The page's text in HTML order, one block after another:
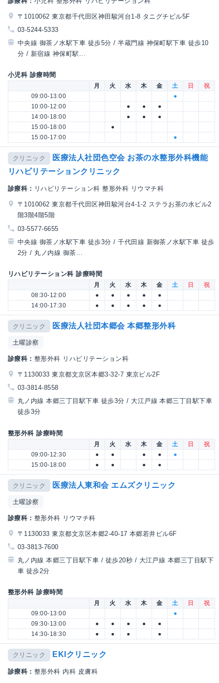
〒1010062 東京都千代田区神田駿河台1-8 タニグチビル5F
03-5244-5333
中央線 御茶ノ水駅下車 徒歩5分 / 半蔵門線 神保町駅下車 徒歩10
分 / 新宿線 神保町駅...
小児科 診療時間
月 火 水 木 金 土 日
祝
09:00-13:00
●
10:00-12:00
● ●
●
14:00-18:00
● ●
●
15:00-18:00
●
15:00-17:00
●
クリニック
医療法人社団色空会 お茶の水整形外科機能
リハビリテーションクリニック
診療科： リハビリテーション科 整形外科 リウマチ科
〒1010062 東京都千代田区神田駿河台4-1-2 ステラお茶の水ビル2
階3階4階5階
03-5577-6655
中央線 御茶ノ水駅下車 徒歩3分 / 千代田線 新御茶ノ水駅下車 徒歩
2分 / 丸ノ内線 御茶...
リハビリテーション科 診療時間
月 火 水 木 金 土 日
祝
08:30-12:00
● ● ● ●
●
14:00-17:30
● ● ● ● ●
クリニック 医療法人社団本郷会 本郷整形外科
土曜診察
診療科： 整形外科 リハビリテーション科
〒1130033 東京都文京区本郷3-32-7 東京ビル2F
03-3814-8558
丸ノ内線 本郷三丁目駅下車 徒歩3分 / 大江戸線 本郷三丁目駅下車
徒歩3分
整形外科 診療時間
月 火 水 木 金 土 日
祝
09:00-12:30
● ● ● ●
●
15:00-18:00
● ● ● ●
クリニック 医療法人東和会 エムズクリニック
土曜診察
診療科： 整形外科 リウマチ科
〒1130033 東京都文京区本郷2-40-17 本郷若井ビル6F
03-3813-7600
丸ノ内線 本郷三丁目駅下車 / 徒歩20秒 / 大江戸線 本郷三丁目駅下
車 徒歩2分
整形外科 診療時間
月 火 水 木 金 土 日
祝
09:00-13:00
●
09:30-13:00
● ● ● ●
●
14:30-18:30
● ● ● ●
クリニック EKIクリニック
診療科： 整形外科 内科 皮膚科